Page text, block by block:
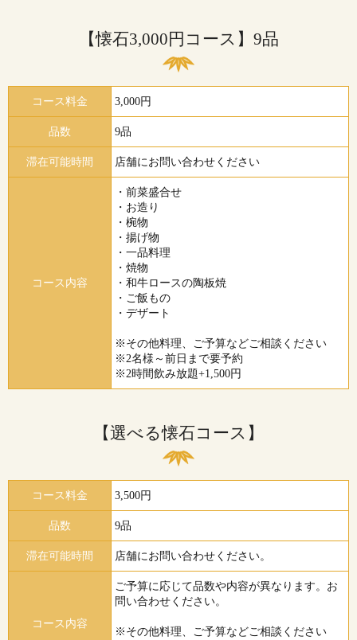
【懐石3,000円コース】9品
コース料金 3,000円
品数 9品
滞在可能時間 店舗にお問い合わせください
コース内容
・前菜盛合せ
・お造り
・椀物
・揚げ物
・一品料理
・焼物
・和牛ロースの陶板焼
・ご飯もの
・デザート
※その他料理、ご予算などご相談ください
※2名様～前日まで要予約
※2時間飲み放題+1,500円
【選べる懐石コース】
コース料金 3,500円
品数 9品
滞在可能時間 店舗にお問い合わせください。
コース内容
ご予算に応じて品数や内容が異なります。お
問い合わせください。
※その他料理、ご予算などご相談ください